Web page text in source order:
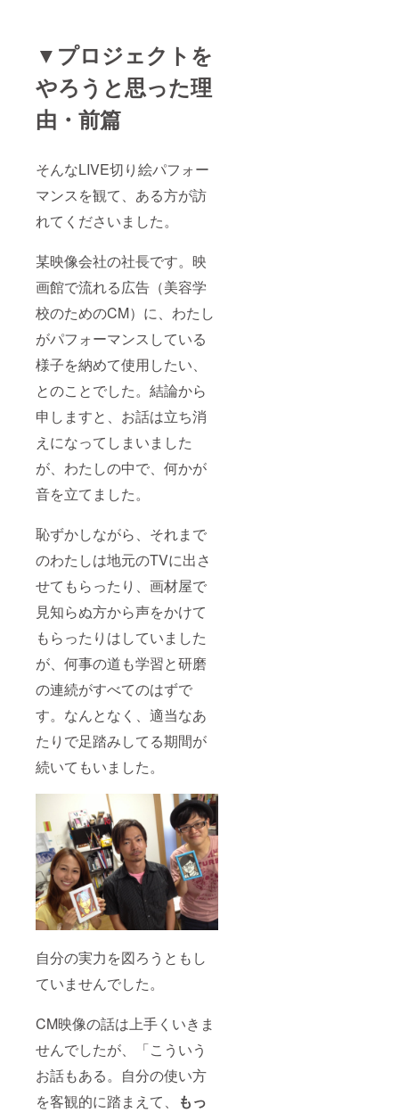
▼プロジェクトを
やろうと思った理
由・前篇
そんなLIVE切り絵パフォー
マンスを観て、ある方が訪
れてくださいました。
某映像会社の社長です。映
画館で流れる広告（美容学
校のためのCM）に、わたし
がパフォーマンスしている
様子を納めて使用したい、
とのことでした。結論から
申しますと、お話は立ち消
えになってしまいました
が、わたしの中で、何かが
音を立てました。
恥ずかしながら、それまで
のわたしは地元のTVに出さ
せてもらったり、画材屋で
見知らぬ方から声をかけて
もらったりはしていました
が、何事の道も学習と研磨
の連続がすべてのはずで
す。なんとなく、適当なあ
たりで足踏みしてる期間が
続いてもいました。
自分の実力を図ろうともし
ていませんでした。
CM映像の話は上手くいきま
せんでしたが、「こういう
お話もある。自分の使い方
を客観的に踏まえて、
もっ